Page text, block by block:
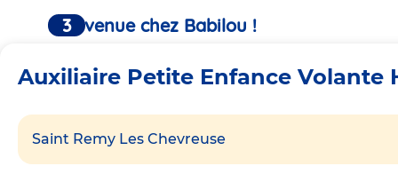
Bienvenue chez Babilou !
Auxiliaire Petite Enfance Volante
Saint Remy Les Chevreuse